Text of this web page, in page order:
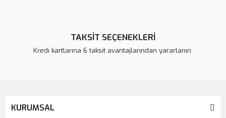
TAKSİT SEÇENEKLERİ
Kredi kartlarına 6 taksit avantajlarından yararlanın.
KURUMSAL